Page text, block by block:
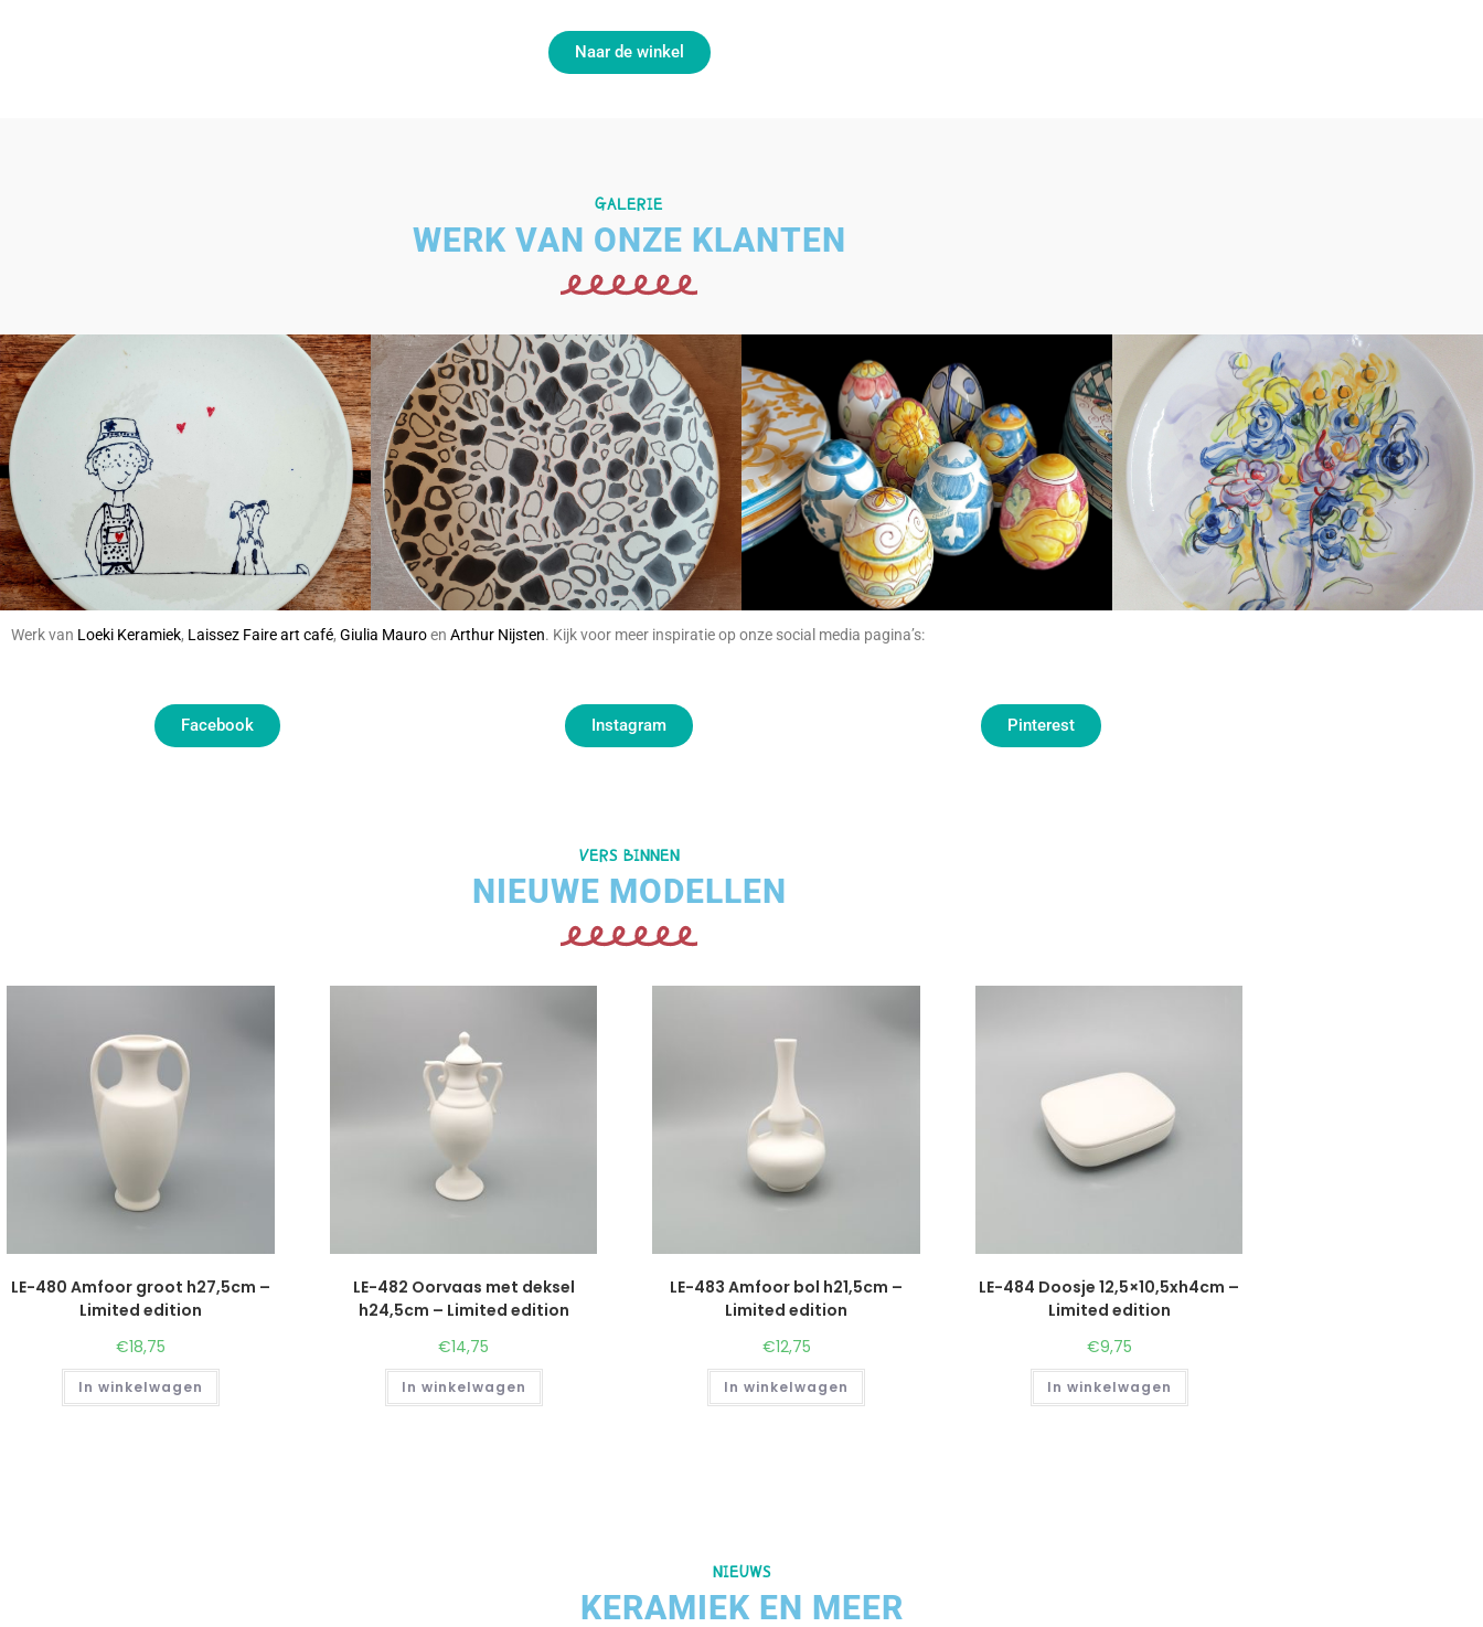
Naar de winkel
GALERIE
WERK VAN ONZE KLANTEN
Werk van Loeki Keramiek, Laissez Faire art café, Giulia Mauroen Arthur Nijsten. Kijk voor meer inspiratie op onze social media pagina’s:
Facebook Instagram Pinterest
VERS BINNEN
NIEUWE MODELLEN
LE-480 Amfoor groot h27,5cm –
Limited edition
€18,75
In winkelwagen
LE-482 Oorvaas met deksel
h24,5cm – Limited edition
€14,75
In winkelwagen
LE-483 Amfoor bol h21,5cm –
Limited edition
€12,75
In winkelwagen
LE-484 Doosje 12,5×10,5xh4cm –
Limited edition
€9,75
In winkelwagen
NIEUWS
KERAMIEK EN MEER